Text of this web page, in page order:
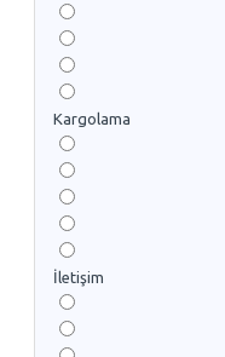
Kargolama
İletişim